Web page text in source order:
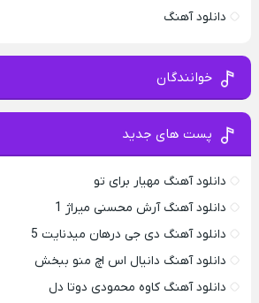
دانلود آهنگ
خوانندگان
پست های جدید
دانلود آهنگ مهیار برای تو
دانلود آهنگ آرش محسنی میراژ 1
دانلود آهنگ دی جی درهان میدنایت 5
دانلود آهنگ دانیال اس اچ منو ببخش
دانلود آهنگ کاوه محمودی دوتا دل